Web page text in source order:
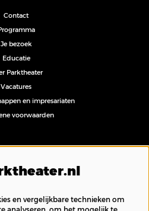
Contact
Je bezoek
Educatie
Parktheater
Vacatures
en impresariaten
voorwaarden
en vergelijkbare technieken om
analyseren, om het mogelijk te